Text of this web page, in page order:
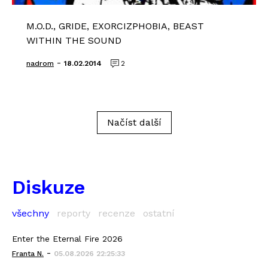
M.O.D., GRIDE, EXORCIZPHOBIA, BEAST
WITHIN THE SOUND
nadrom - 18.02.2014 2
Načíst další
Diskuze
všechny reporty recenze ostatní
Enter the Eternal Fire 2026
Franta N. - 05.08.2026 22:25:33